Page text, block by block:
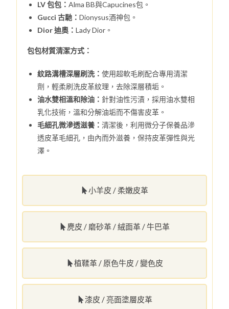
小羊皮 / 柔嫩皮革
麂皮 / 磨砂革 / 絨面革 / 牛巴革
植鞣革 / 原色牛皮 / 變色皮
漆皮 / 亮面塗層皮革
LV 包包：Alma BB與Capucines包。
Gucci 古馳：Dionysus酒神包。
Dior 迪奧：Lady Dior。
包包材質清潔方式：
紋路溝槽深層刷洗：使用超軟毛刷配合專用清潔
劑，輕柔刷洗皮革紋理，去除深層積垢。
油水雙相溫和除油： 針對油性污漬，採用油水雙相
乳化技術，溫和分解油垢而不傷害皮革。
毛細孔微滲透滋養：清潔後，利用微分子保養品滲
透皮革毛細孔，由內而外滋養，保持皮革彈性與光
澤。